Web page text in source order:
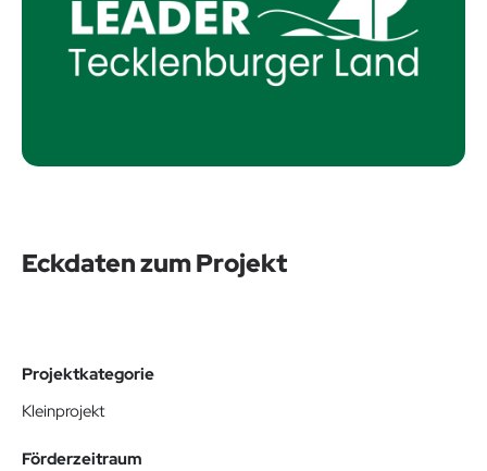
Eckdaten zum Projekt
Projektkategorie
Kleinprojekt
Förderzeitraum